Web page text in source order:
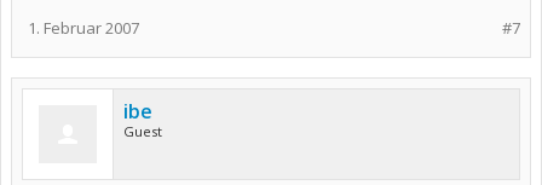
#7
1. Februar 2007
ibe
Guest